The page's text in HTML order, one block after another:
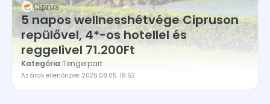
Ciprus
5 napos wellnesshétvége Cipruson
repülővel, 4*-os hotellel és
reggelivel 71.200Ft
Kategória:Tengerpart
Az árak ellenőrizve: 2026.08.05. 18:52